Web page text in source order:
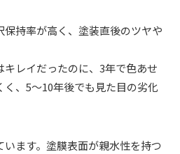
保持率が高く、塗装直後のツヤや
レイだったのに、3年で色あせ
、5〜10年後でも見た目の劣化
ます。塗膜表面が親水性を持つ